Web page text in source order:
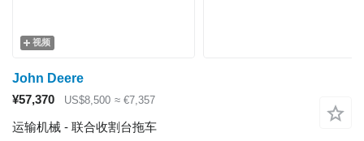
视频
John Deere
¥57,370
US$8,500 ≈ €7,357
运输机械 - 联合收割台拖车